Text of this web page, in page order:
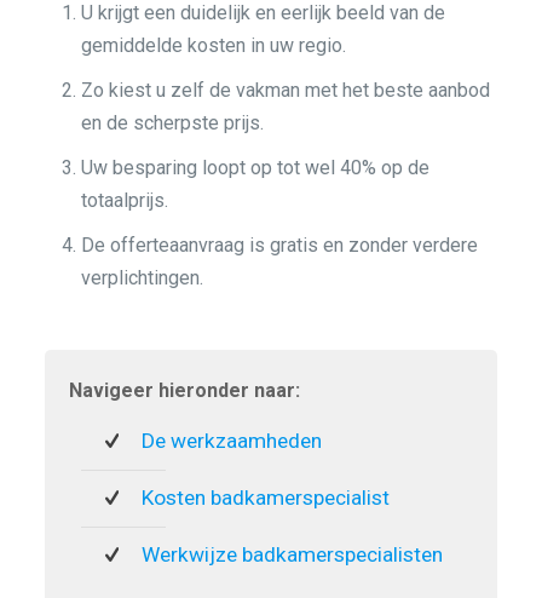
U krijgt een duidelijk en eerlijk beeld van de
gemiddelde kosten in uw regio.
Zo kiest u zelf de vakman met het beste aanbod
en de scherpste prijs.
Uw besparing loopt op tot wel 40% op de
totaalprijs.
De offerteaanvraag is gratis en zonder verdere
verplichtingen.
Navigeer hieronder naar:
De werkzaamheden
Kosten badkamerspecialist
Werkwijze badkamerspecialisten